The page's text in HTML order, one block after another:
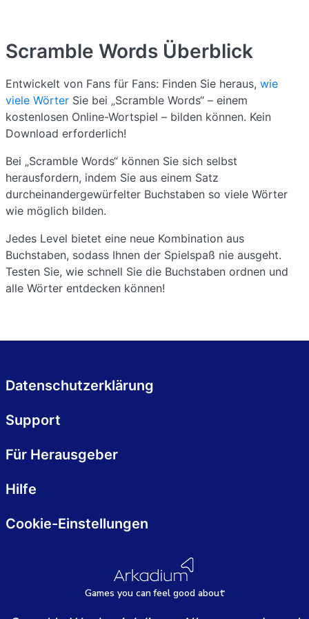
Scramble Words Überblick
Entwickelt von Fans für Fans: Finden Sie heraus, wie
viele Wörter Sie bei „Scramble Words“ – einem
kostenlosen Online-Wortspiel – bilden können. Kein
Download erforderlich!
Bei „Scramble Words“ können Sie sich selbst
herausfordern, indem Sie aus einem Satz
durcheinandergewürfelter Buchstaben so viele Wörter
wie möglich bilden.
Jedes Level bietet eine neue Kombination aus
Buchstaben, sodass Ihnen der Spielspaß nie ausgeht.
Testen Sie, wie schnell Sie die Buchstaben ordnen und
alle Wörter entdecken können!
Games you canfeel good about
Datenschutzerklärung
Support
Für Herausgeber
Hilfe
Cookie-Einstellungen